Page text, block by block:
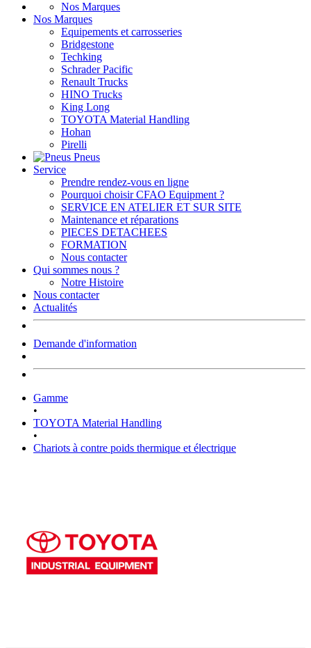
Nos Marques
Nos Marques
Equipements et carrosseries
Bridgestone
Techking
Schrader Pacific
Renault Trucks
HINO Trucks
King Long
TOYOTA Material Handling
Hohan
Pirelli
Pneus
Service
Prendre rendez-vous en ligne
Pourquoi choisir CFAO Equipment ?
SERVICE EN ATELIER ET SUR SITE
Maintenance et réparations
PIECES DETACHEES
FORMATION
Nous contacter
Qui sommes nous ?
Notre Histoire
Nous contacter
Actualités
Demande d'information
Gamme
•
TOYOTA Material Handling
•
Chariots à contre poids thermique et électrique